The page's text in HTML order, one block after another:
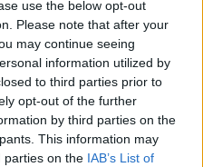
use the below opt-out
Please note that after your
may continue seeing
information utilized by
to third parties prior to
opt-out of the further
by third parties on the
This information may
parties on the IAB’s List of
Eppu
– ylilyönti